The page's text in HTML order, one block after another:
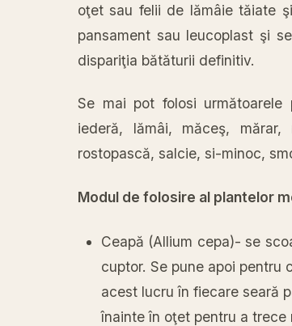
oţet sau felii de lămâie tăiate
pansament sau leucoplast şi
dispariţia bătăturii definitiv.
Se mai pot folosi următoarele
iederă, lămâi, măceş,
rostopască, salcie, si-minoc,
Modul de folosire al plantelor
Ceapă (Allium cepa)- se
cuptor. Se pune apoi pentru
acest lucru în fiecare seară
înainte în oţet pentru a trece